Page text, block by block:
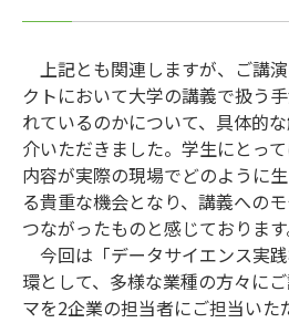
上記とも関連しますが、ご講
クトにおいて大学の講義で扱う
れているのかについて、具体的
介いただきました。学生にとっ
内容が実際の現場でどのように
る貴重な機会となり、講義への
つながったものと感じております
今回は「データサイエンス実
環として、多様な業種の方々に
マを2企業の担当者にご担当いた